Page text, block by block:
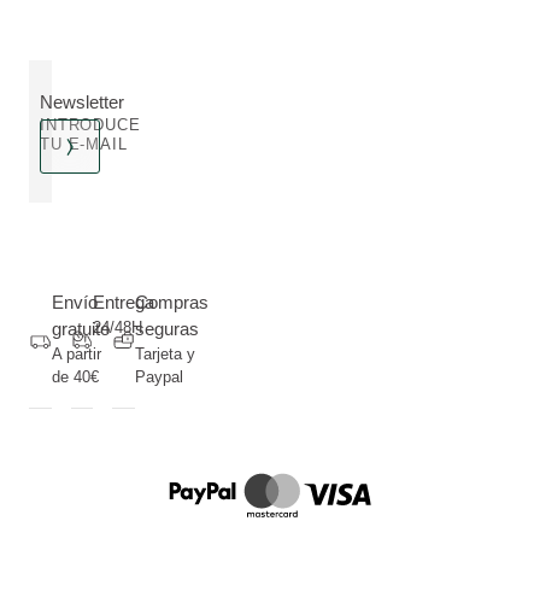
Newsletter
INTRODUCE
TU E-MAIL
Envío
gratuito
A partir
de 40€
Entrega
24/48H
Compras
seguras
Tarjeta y
Paypal